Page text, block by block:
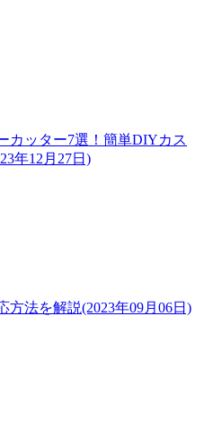
カッター7選！簡単DIYカス
年12月27日)
方法を解説(2023年09月06日)